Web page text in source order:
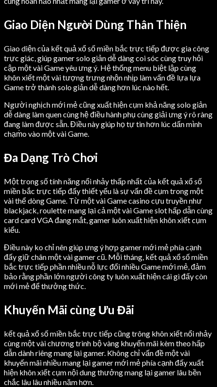
Giao Diện Người Dùng Thân Thiện
Giao diện của kết quả xổ số miền bắc trực tiếp được gia công
trực giác, giúp gamer solo giản dễ dàng coi sóc cùng truy hỏi
cập một vài Game yêu ưng ý. Hệ thống menu biệt lập cùng
khôn xiết một vài tượng trưng nhộn nhịp làm vấn đề lựa lựa
Game trở thành solo giản dễ dàng hơn lúc nào hết.
Người nghịch mới mẻ cũng xuất hiện cụm khả năng solo giản
dễ dàng làm quen cùng hệ điều hành phụ cùng giải ưng ý rõ ràng
đang làm được sẵn. Điều này giúp họ tự tin hơn lúc dấn mình
chạm̀o vào một vài Game.
Đa Dạng Trò Chơi
Một trong số tính năng nổi nhảy thấp nhất của kết quả xổ số
miền bắc trực tiếp đấy thiết yếu là sự vấn đề cụm trong một
vài thể dòng Game. Từ một vài Game casino cựu truyền như
blackjack, roulette mang lại cả một vài Game slot hấp dẫn cùng
card card VGA đang mắt, gamer luôn xuất hiện khôn xiết cụm
kiểu.
Điều này ko chỉ nên giúp ưng ý hợp gamer mới mẻ phía cạnh
đấy giữ chân một vài gamer cũ. Mỗi tháng, kết quả xổ số miền
bắc trực tiếp phần nhiều nỗ lực đổi nhiều Game mới mẻ, đảm
bảo rằng phần lớn người công ty luôn xuất hiện cái gì đấy còn
mới mẻ để thưởng thức.
Khuyến Mãi cùng Ưu Đãi
kết quả xổ số miền bắc trực tiếp cũng trông khôn xiết nổi nhảy
cùng một vài chương trình bộ vàng khuyến mãi kèm theo hấp
dẫn dành riêng mang lại gamer. Không chỉ vấn đề một vài
khuyến mãi nhiều mang lại gamer mới mẻ phía cạnh đấy xuất
hiện khôn xiết cụm nội dung thưởng mang lại gamer lâu bền
chắc lâu lâu nhiều năm hơn.